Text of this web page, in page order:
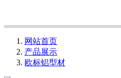
网站首页
产品展示
欧标铝型材